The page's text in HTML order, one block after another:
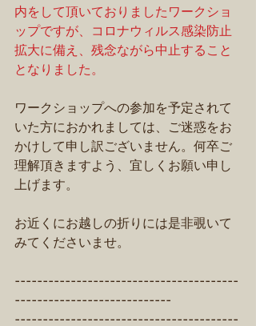
内をして頂いておりましたワークショ
ップですが、コロナウィルス感染防止
拡大に備え、残念ながら中止すること
となりました。
ワークショップへの参加を予定されて
いた方におかれましては、ご迷惑をお
かけして申し訳ございません。何卒ご
理解頂きますよう、宜しくお願い申し
上げます。
お近くにお越しの折りには是非覗いて
みてくださいませ。
----------------------------------------
----------------------------
----------------------------------------